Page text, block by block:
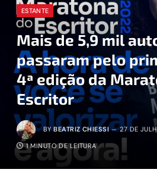
ESTANTE
Mais de 5,9 mil
passaram pelo
4ª edição da
Escritor
BY BEATRIZ CHIESSI 27 DE
1 MINUTO DE LEITURA